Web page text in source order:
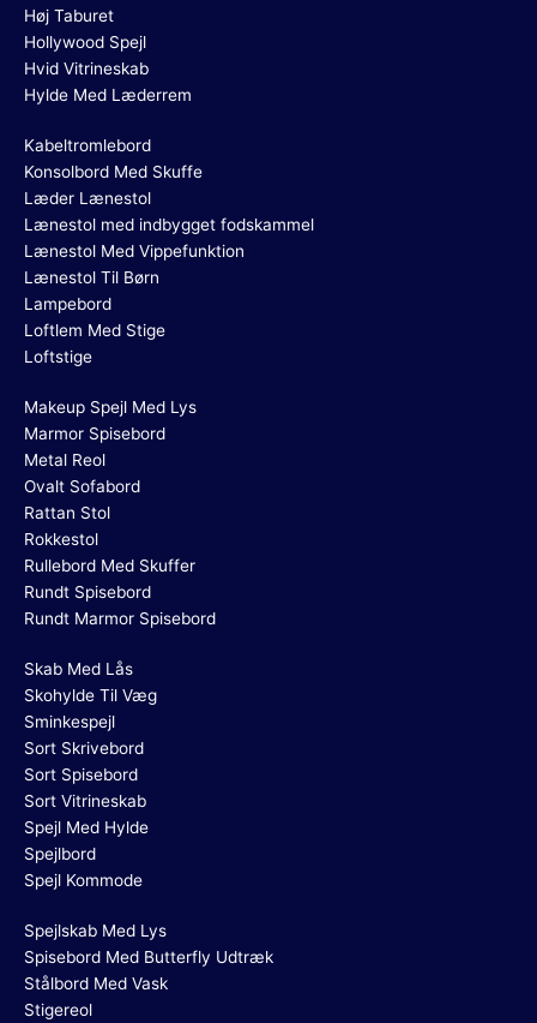
Høj Taburet
Hollywood Spejl
Hvid Vitrineskab
Hylde Med Læderrem
Kabeltromlebord
Konsolbord Med Skuffe
Læder Lænestol
Lænestol med indbygget fodskammel
Lænestol Med Vippefunktion
Lænestol Til Børn
Lampebord
Loftlem Med Stige
Loftstige
Makeup Spejl Med Lys
Marmor Spisebord
Metal Reol
Ovalt Sofabord
Rattan Stol
Rokkestol
Rullebord Med Skuffer
Rundt Spisebord
Rundt Marmor Spisebord
Skab Med Lås
Skohylde Til Væg
Sminkespejl
Sort Skrivebord
Sort Spisebord
Sort Vitrineskab
Spejl Med Hylde
Spejlbord
Spejl Kommode
Spejlskab Med Lys
Spisebord Med Butterfly Udtræk
Stålbord Med Vask
Stigereol